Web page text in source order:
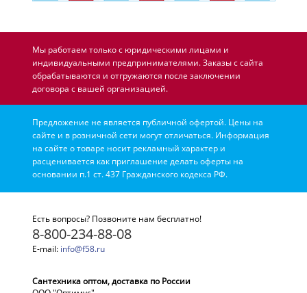
Мы работаем только с юридическими лицами и
индивидуальными предпринимателями. Заказы с сайта
обрабатываются и отгружаются после заключении
договора с вашей организацией.
Предложение не является публичной офертой. Цены на
сайте и в розничной сети могут отличаться. Информация
на сайте о товаре носит рекламный характер и
расценивается как приглашение делать оферты на
основании п.1 ст. 437 Гражданского кодекса РФ.
Есть вопросы? Позвоните нам бесплатно!
8-800-234-88-08
E-mail: info@f58.ru
Сантехника оптом, доставка по России